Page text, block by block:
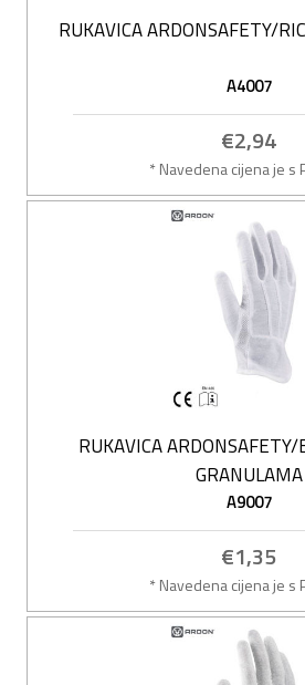
RUKAVICA ARDONSAFETY/
A4007
€2,94
* Navedena cijena je s
RUKAVICA ARDONSAFETY/
GRANULAMA
A9007
€1,35
* Navedena cijena je s